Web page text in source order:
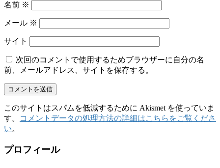
名前 ※
メール ※
サイト
次回のコメントで使用するためブラウザーに自分の名
前、メールアドレス、サイトを保存する。
このサイトはスパムを低減するために Akismet を使っていま
す。
コメントデータの処理方法の詳細はこちらをご覧くださ
い。
プロフィール